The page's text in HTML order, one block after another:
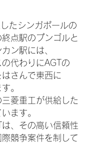
たシンガポールの
点駅のプンゴルと
ン駅には、
代わりにAGTの
さんで東西に
。
菱重工が供給した
ます。
、その高い信頼性
競争案件を制して